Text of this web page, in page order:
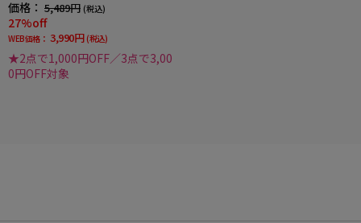
価格： 5,489円 (税込)
27%off
WEB価格： 3,990円 (税込)
★2点で1,000円OFF／3点で3,00
0円OFF対象